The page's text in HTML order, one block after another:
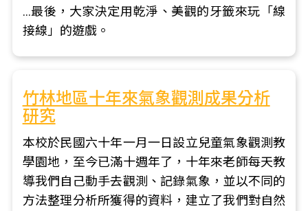
…最後，大家決定用乾淨、美觀的牙籤來玩「線
接線」的遊戲。
竹林地區十年來氣象觀測成果分析
研究
本校於民國六十年一月一日設立兒童氣象觀測教
學園地，至今已滿十週年了，十年來老師每天教
導我們自己動手去觀測、記錄氣象，並以不同的
方法整理分析所獲得的資料，建立了我們對自然